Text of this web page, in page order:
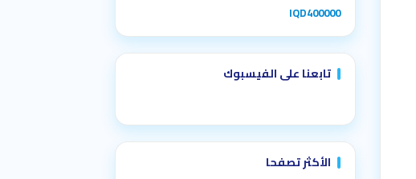
IQD400000
تابعنا على الفيسبوك
الأكثر تصفحا